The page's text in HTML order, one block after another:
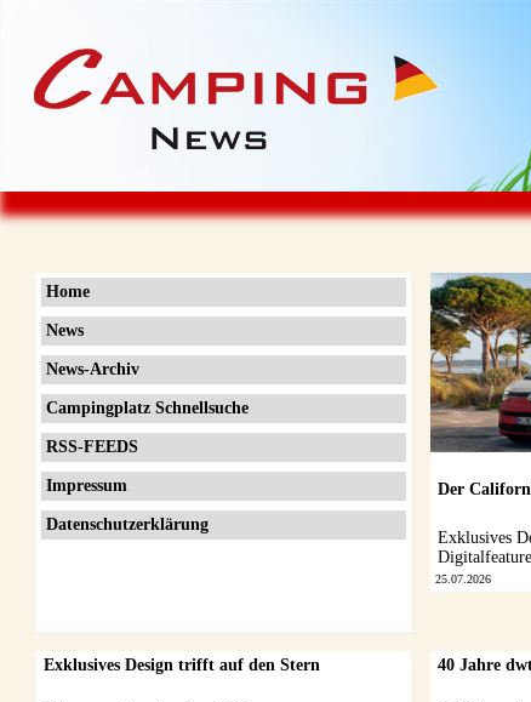
Home
News
News-Archiv
Campingplatz Schnellsuche
RSS-FEEDS
Impressum
Datenschutzerklärung
Der
Exklusives
25.07.2026
Exklusives Design trifft auf den Stern 40 Jahre